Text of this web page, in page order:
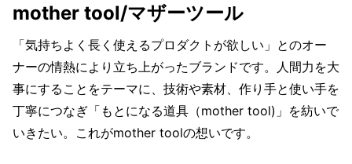
mother tool/マザーツール
「気持ちよく長く使えるプロダクトが欲しい」とのオー
ナーの情熱により立ち上がったブランドです。人間力を大
事にすることをテーマに、技術や素材、作り手と使い手を
丁寧につなぎ「もとになる道具（mother tool)」を紡いで
いきたい。これがmother toolの想いです。